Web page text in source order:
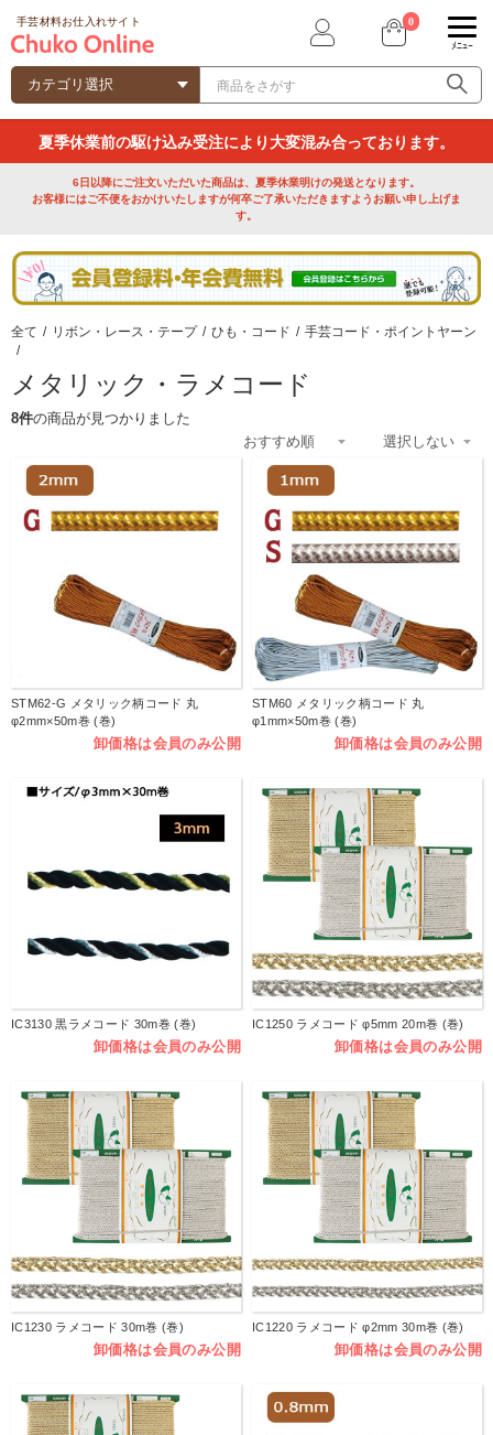
手芸材料お仕入れサイト 0
ﾒﾆｭｰ
夏季休業前の駆け込み受注により大変混み合っております。
6日以降にご注文いただいた商品は、夏季休業明けの発送となります。
お客様にはご不便をおかけいたしますが何卒ご了承いただきますようお願い申し上げま
す。
全て / リボン・レース・テープ / ひも・コード / 手芸コード・ポイントヤーン
/
メタリック・ラメコード
8件の商品が見つかりました
STM62-G メタリック柄コード 丸
φ2mm×50m巻 (巻)
卸価格は会員のみ公開
STM60 メタリック柄コード 丸
φ1mm×50m巻 (巻)
卸価格は会員のみ公開
IC3130 黒ラメコード 30m巻 (巻)
卸価格は会員のみ公開
IC1250 ラメコード φ5mm 20m巻 (巻)
卸価格は会員のみ公開
IC1230 ラメコード 30m巻 (巻)
卸価格は会員のみ公開
IC1220 ラメコード φ2mm 30m巻 (巻)
卸価格は会員のみ公開